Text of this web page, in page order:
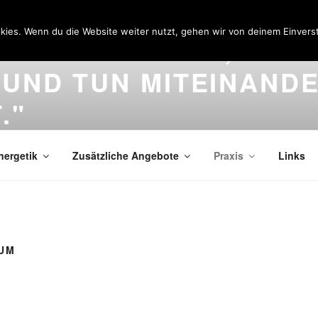
IST DER ORT, DER
TUN
Zusätzliche Angebote Praxis Links
Wenn du die Website weiter nutzt, gehen wir von deinem